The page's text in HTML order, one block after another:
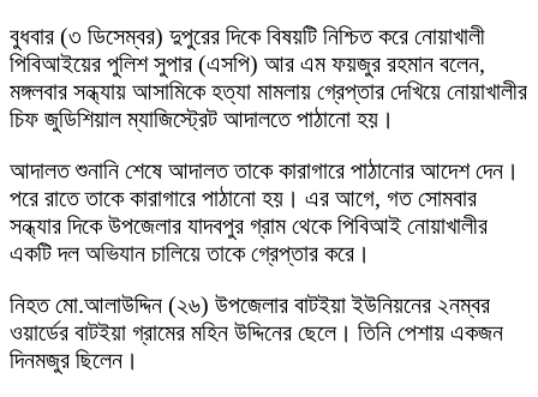
বুধবার (৩ ডিসেম্বর) দুপুরের দিকে বিষয়টি নিশ্চিত করে নোয়াখালী
পিবিআইয়ের পুলিশ সুপার (এসপি) আর এম ফয়জুর রহমান বলেন,
মঙ্গলবার সন্ধ্যায় আসামিকে হত্যা মামলায় গ্রেপ্তার দেখিয়ে নোয়াখালীর
চিফ জুডিশিয়াল ম্যাজিস্ট্রেট আদালতে পাঠানো হয়।
আদালত শুনানি শেষে আদালত তাকে কারাগারে পাঠানোর আদেশ দেন।
পরে রাতে তাকে কারাগারে পাঠানো হয়। এর আগে, গত সোমবার
সন্ধ্যার দিকে উপজেলার যাদবপুর গ্রাম থেকে পিবিআই নোয়াখালীর
একটি দল অভিযান চালিয়ে তাকে গ্রেপ্তার করে।
নিহত মো.আলাউদ্দিন (২৬) উপজেলার বাটইয়া ইউনিয়নের ২নম্বর
ওয়ার্ডের বাটইয়া গ্রামের মহিন উদ্দিনের ছেলে। তিনি পেশায় একজন
দিনমজুর ছিলেন।